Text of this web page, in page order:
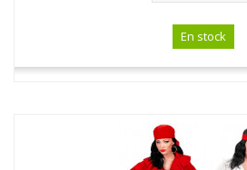
En stock